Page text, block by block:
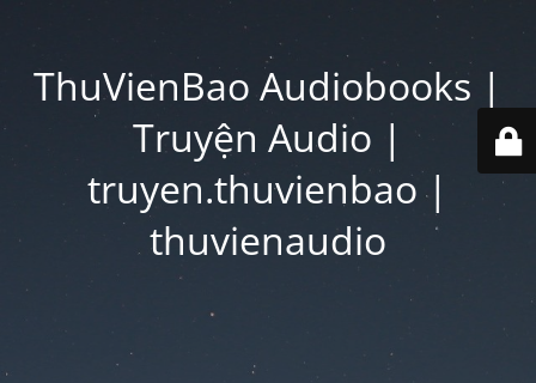
ThuVienBao Audiobooks |
Truyện Audio |
truyen.thuvienbao |
thuvienaudio